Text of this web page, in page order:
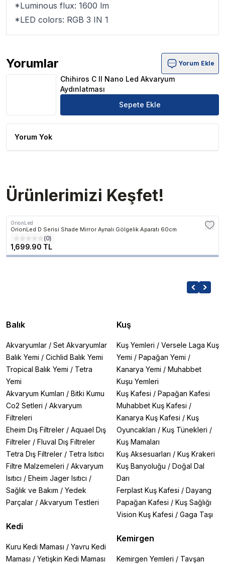
*Luminous flux: 1600 lm
*LED colors: RGB 3 IN 1
Yorumlar
Chihiros C II Nano Led Akvaryum Aydınlatması Ürün
Yorum Ekle
Chihiros C II Nano Led Akvaryum
Aydınlatması
Sepete Ekle
Yorum Yok
Ürünlerimizi Keşfet!
OrionLed
OrionLed D Serisi Shade Mirror Aynalı Gölgelik Aparatı 60cm
(0)
1,699.90 TL
Balık
Akvaryumlar / Set Akvaryumlar
Balık Yemi / Cichlid Balık Yemi
Tropical Balık Yemi / Tetra
Yemi
Akvaryum Kumları / Bitki Kumu
Co2 Setleri / Akvaryum
Filtreleri
Eheim Dış Filtreler / Aquael Dış
Filtreler / Fluval Dış Filtreler
Tetra Dış Filtreler / Tetra Isıtıcı
Filtre Malzemeleri / Akvaryum
Isıtıcı / Eheim Jager Isıtıcı /
Sağlık ve Bakım / Yedek
Parçalar / Akvaryum Testleri
Kedi
Kuru Kedi Maması / Yavru Kedi
Maması / Yetişkin Kedi Maması
Kuş
Kuş Yemleri / Versele Laga Kuş
Yemi / Papağan Yemi /
Kanarya Yemi / Muhabbet
Kuşu Yemleri
Kuş Kafesi / Papağan Kafesi
Muhabbet Kuş Kafesi /
Kanarya Kuş Kafesi / Kuş
Oyuncakları / Kuş Tünekleri /
Kuş Mamaları
Kuş Aksesuarları / Kuş Krakeri
Kuş Banyoluğu / Doğal Dal
Darı
Ferplast Kuş Kafesi / Dayang
Papağan Kafesi / Kuş Sağlığı
Vision Kuş Kafesi / Gaga Taşı
Kemirgen
Kemirgen Yemleri / Tavşan